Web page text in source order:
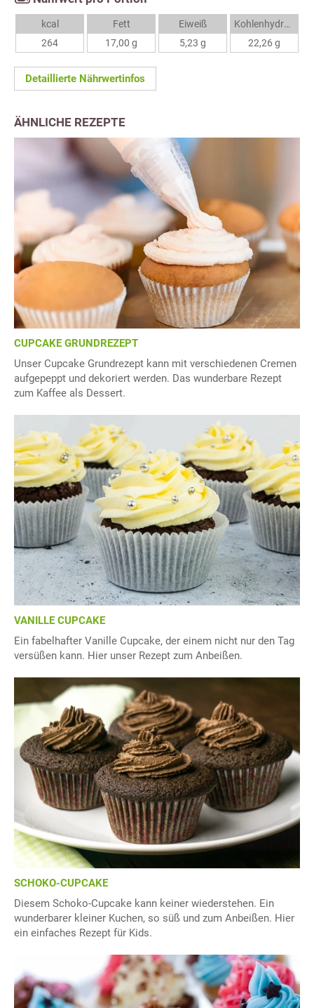
kcal
264
Fett
17,00 g
Eiweiß
5,23 g
Kohlenhydrate
22,26 g
Detaillierte Nährwertinfos
ÄHNLICHE REZEPTE
CUPCAKE GRUNDREZEPT
Unser Cupcake Grundrezept kann mit verschiedenen Cremen
aufgepeppt und dekoriert werden. Das wunderbare Rezept
zum Kaffee als Dessert.
VANILLE CUPCAKE
Ein fabelhafter Vanille Cupcake, der einem nicht nur den Tag
versüßen kann. Hier unser Rezept zum Anbeißen.
SCHOKO-CUPCAKE
Diesem Schoko-Cupcake kann keiner wiederstehen. Ein
wunderbarer kleiner Kuchen, so süß und zum Anbeißen. Hier
ein einfaches Rezept für Kids.